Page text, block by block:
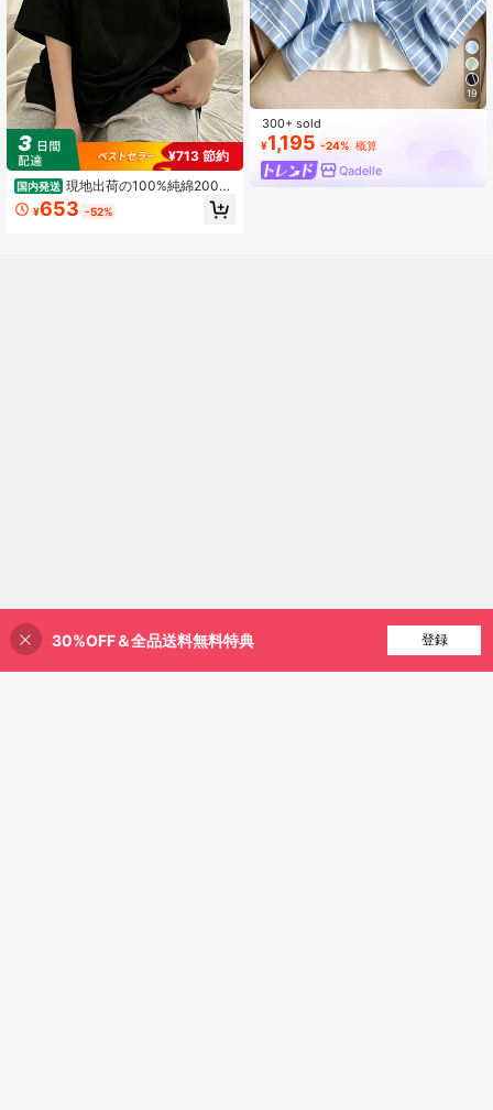
¥713 節約
国内発送 現地出荷の100%純綿200g
Tシャツ、2026レディース夏ファッ
ションプリント半袖Tシャツ、カップ
¥653 -52%
19
300+ sold
¥1,195 -24% 概算
Qadelle
41% 割引！
30%OFF＆全品送料無料特典 登録